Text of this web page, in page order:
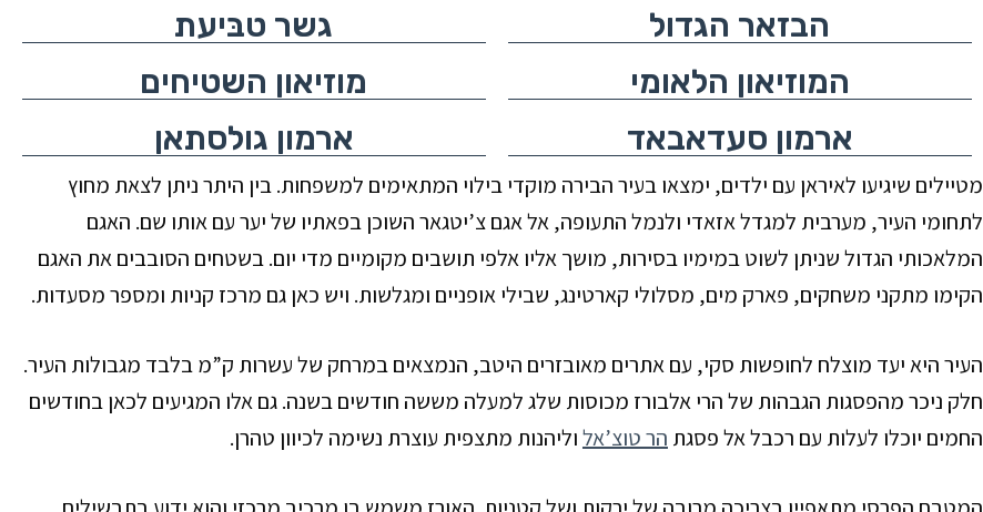
גשר טבּיעת
הבזאר הגדול
מוזיאון השטיחים
המוזיאון הלאומי
ארמון גולסתאן
ארמון סעדאבאד
מטיילים שיגיעו לאיראן עם ילדים, ימצאו בעיר הבירה מוקדי בילוי המתאימים למשפחות. בין היתר ניתן לצאת מחוץ
לתחומי העיר, מערבית למגדל אזאדי ולנמל התעופה, אל אגם צ’יטגאר השוכן בפאתיו של יער עם אותו שם. האגם
המלאכותי הגדול שניתן לשוט במימיו בסירות, מושך אליו אלפי תושבים מקומיים מדי יום. בשטחים הסובבים את האגם
הקימו מתקני משחקים, פארק מים, מסלולי קארטינג, שבילי אופניים ומגלשות. ויש כאן גם מרכז קניות ומספר מסעדות.
העיר היא יעד מוצלח לחופשות סקי, עם אתרים מאובזרים היטב, הנמצאים במרחק של עשרות ק”מ בלבד מגבולות העיר.
חלק ניכר מהפסגות הגבהות של הרי אלבורז מכוסות שלג למעלה מששה חודשים בשנה. גם אלו המגיעים לכאן בחודשים
החמים יוכלו לעלות עם רכבל אל פסגת הר טוצ’אלוליהנות מתצפית עוצרת נשימה לכיוון טהרן.